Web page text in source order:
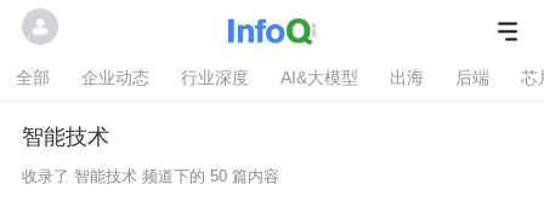
全部 企业动态 行业深度 AI&大模型 出海 后端 芯
智能技术
收录了 智能技术 频道下的 50 篇内容